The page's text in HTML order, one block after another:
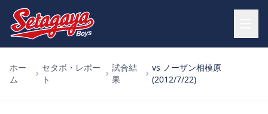
ホー
ム
セタボ・レポー
ト
試合結
果
vs ノーザン相模原
(2012/7/22)